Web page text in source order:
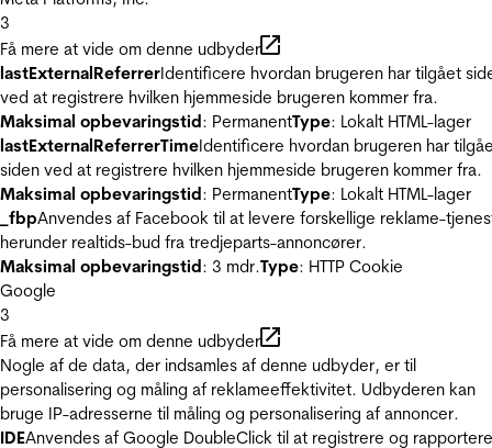
3
Få mere at vide om denne udbyder
lastExternalReferrerIdentificere hvordan brugeren har tilgået
ved at registrere hvilken hjemmeside brugeren kommer fra.
Maksimal opbevaringstid: PermanentType: Lokalt HTML-lager
lastExternalReferrerTimeIdentificere hvordan brugeren har
siden ved at registrere hvilken hjemmeside brugeren kommer fra.
Maksimal opbevaringstid: PermanentType: Lokalt HTML-lager
_fbpAnvendes af Facebook til at levere forskellige reklame-
herunder realtids-bud fra tredjeparts-annoncører.
Maksimal opbevaringstid: 3 mdr.Type: HTTP Cookie
Google
3
Få mere at vide om denne udbyder
Nogle af de data, der indsamles af denne udbyder, er til
personalisering og måling af reklameeffektivitet. Udbyderen kan
bruge IP-adresserne til måling og personalisering af annoncer.
IDEAnvendes af Google DoubleClick til at registrere og